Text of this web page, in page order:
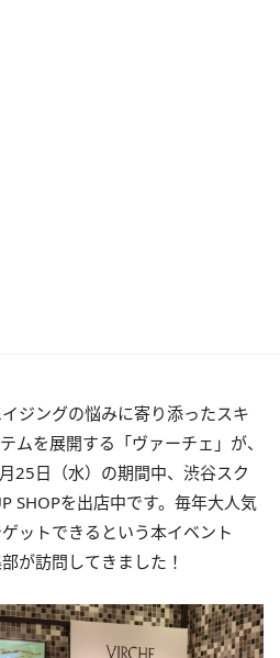
ジングの悩みに寄り添ったスキ
ムを展開する「ヴァーチェ」が、
25日（水）の期間中、渋谷スク
SHOPを出店中です。毎年大人気
ットできるという本イベント
が訪問してきました！